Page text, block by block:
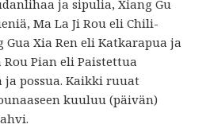
ja sipulia, Xiang Gu
Ma La Ji Rou eli Chili-
Xia Ren eli Katkarapua ja
Pian eli Paistettua
possua. Kaikki ruuat
kuuluu (päivän)